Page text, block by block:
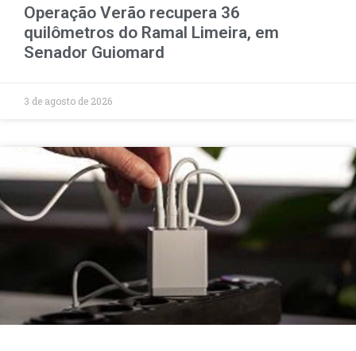
Operação Verão recupera 36
quilômetros do Ramal Limeira, em
Senador Guiomard
3 de agosto de 2026